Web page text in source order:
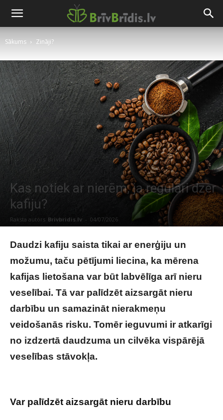
Sākums Zināji?
Kas notiek ar nierēm, ja regulāri dzer
kafiju?
Raksta autors Brivbridis.lv - 04/07/2026
Daudzi kafiju saista tikai ar enerģiju un
možumu, taču pētījumi liecina, ka mērena
kafijas lietošana var būt labvēlīga arī nieru
veselībai. Tā var palīdzēt aizsargāt nieru
darbību un samazināt nierakmeņu
veidošanās risku. Tomēr ieguvumi ir atkarīgi
no izdzertā daudzuma un cilvēka vispārējā
veselības stāvokļa.
Var palīdzēt aizsargāt nieru darbību